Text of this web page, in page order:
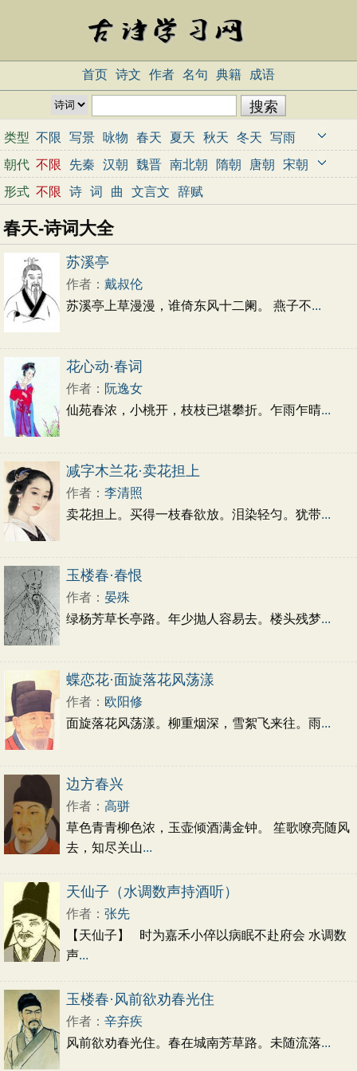
首页 诗文 作者 名句 典籍 成语
类型 不限 写景 咏物 春天 夏天 秋天 冬天
写雨
写雪
写风 写花 梅花 荷花 菊花 柳树
月亮
山水 写山 写水 长江 黄河 儿童 写鸟
写马
田园 边塞 地名 抒情 爱国 离别 送别 思乡
思念 爱情 励志
母亲 友情 战争 读书 惜时 婉约 豪放 诗经
民谣
节日
端午节
七夕节 中秋节
咏史怀古
宋词精选 小学古诗
初中古诗
初中文言文 高中文言文
唐诗三百首
古诗三百首
朝代 不限 先秦 汉朝 魏晋 南北朝 隋朝 唐朝
宋朝
元朝
明朝 清朝 近代 当代
形式 不限 诗 词 曲 文言文 辞赋
春天-诗词大全
苏溪亭
作者： 戴叔伦
苏溪亭上草漫漫，谁倚东风十二阑。 燕子不...
花心动·春词
作者： 阮逸女
仙苑春浓，小桃开，枝枝已堪攀折。乍雨乍晴...
减字木兰花·卖花担上
作者： 李清照
卖花担上。买得一枝春欲放。泪染轻匀。犹带...
玉楼春·春恨
作者： 晏殊
绿杨芳草长亭路。年少抛人容易去。楼头残梦...
蝶恋花·面旋落花风荡漾
作者： 欧阳修
面旋落花风荡漾。柳重烟深，雪絮飞来往。雨...
边方春兴
作者： 高骈
草色青青柳色浓，玉壶倾酒满金钟。 笙歌嘹亮随风
去，知尽关山...
天仙子（水调数声持酒听）
作者： 张先
【天仙子】 时为嘉禾小倅以病眠不赴府会 水调数
声...
玉楼春·风前欲劝春光住
作者： 辛弃疾
风前欲劝春光住。春在城南芳草路。未随流落...